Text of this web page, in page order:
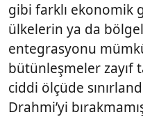
gibi farklı ekonomik
ülkelerin ya da
entegrasyonu
bütünleşmeler zayıf
ciddi ölçüde
Drahmi’yi